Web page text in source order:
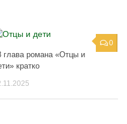
0
глава романа «Отцы и
кратко